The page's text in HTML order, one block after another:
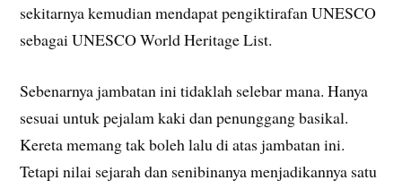
sekitarnya kemudian mendapat pengiktirafan UNESCO
sebagai UNESCO World Heritage List.
Sebenarnya jambatan ini tidaklah selebar mana. Hanya
sesuai untuk pejalam kaki dan penunggang basikal.
Kereta memang tak boleh lalu di atas jambatan ini.
Tetapi nilai sejarah dan senibinanya menjadikannya satu